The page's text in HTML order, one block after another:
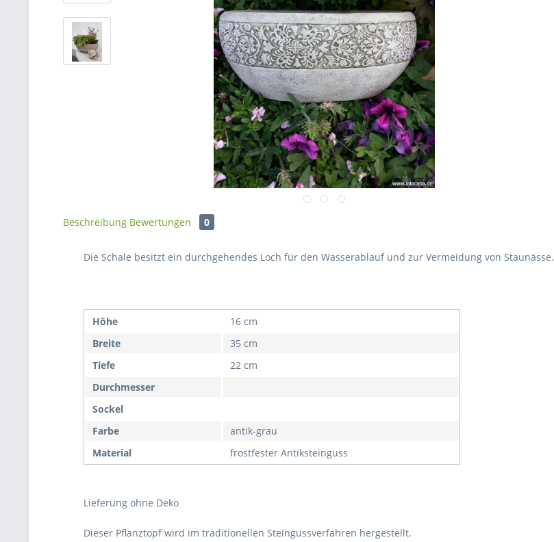
Beschreibung Bewertungen 0
Die Schale besitzt ein durchgehendes Loch für den Wasserablauf und zur Vermeidung von Staunässe.
Höhe
16 cm
Breite
35 cm
Tiefe
22 cm
Durchmesser
Sockel
Farbe
antik-grau
Material
frostfester Antiksteinguss
Lieferung ohne Deko
Dieser Pflanztopf wird im traditionellen Steingussverfahren hergestellt.